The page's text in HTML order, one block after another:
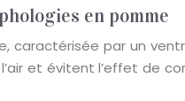
en pomme
caractérisée par un
et évitent l’effet de